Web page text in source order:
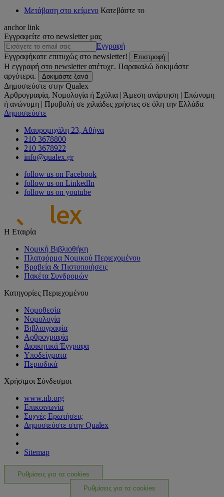
Μετάβαση στο κείμενο Κατεβάστε το
anchor link
Εγγραφείτε στο newsletter μας
Εγγραφή
Εγγραφήκατε επιτυχώς στο newsletter!
Επιστροφή
Η εγγραφή στο newsletter απέτυχε. Παρακαλώ δοκιμάστε
αργότερα.
Δοκιμάστε ξανά
Δημοσιεύστε στην Qualex
Αρθρογραφία, Νομολογία ή Σχόλια | Άμεση ανάρτηση | Επώνυμη
ή ανώνυμη | Προβολή σε χιλιάδες χρήστες σε όλη την Ελλάδα
Δημοσιεύστε
Μαυρομιχάλη 23, Αθήνα
210 3678800
210 3678922
info@qualex.gr
follow us on Facebook
follow us on LinkedIn
follow us on youtube
Η Εταιρία
Νομική Βιβλιοθήκη
Πλατφόρμα Νομικού Περιεχομένου
Βραβεία & Πιστοποιήσεις
Πακέτα Συνδρομών
Κατηγορίες Περιεχομένου
Νομοθεσία
Νομολογία
Βιβλιογραφία
Αρθρογραφία
Διοικητικά Έγγραφα
Υποδείγματα
Περιοδικά
Χρήσιμοι Σύνδεσμοι
www.nb.org
Επικοινωνία
Συχνές Ερωτήσεις
Δημοσιεύστε στην Qualex
Sitemap
Ρυθμίσεις για τα cookies
Ρυθμίσεις για τα cookies